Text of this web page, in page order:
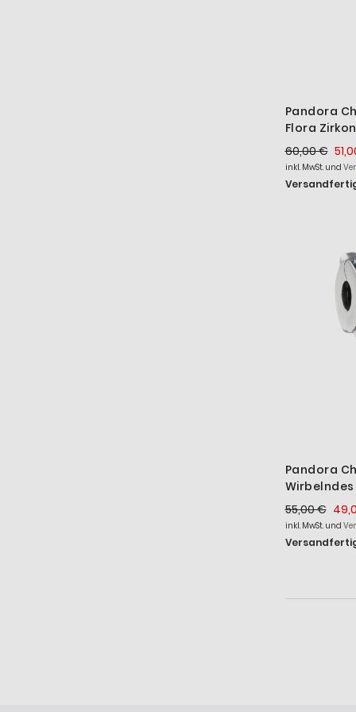
Pandora
Flora
791260CZ
60,00 €
inkl. MwSt. und
Pandora
Silber
55,00 €
inkl. MwSt. und